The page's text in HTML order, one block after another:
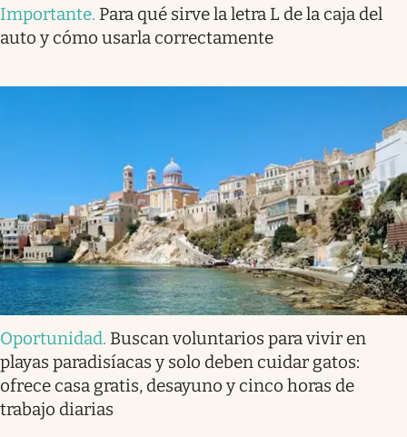
Importante. Para qué sirve la letra L de la caja del
auto y cómo usarla correctamente
Oportunidad. Buscan voluntarios para vivir en
playas paradisíacas y solo deben cuidar gatos:
ofrece casa gratis, desayuno y cinco horas de
trabajo diarias